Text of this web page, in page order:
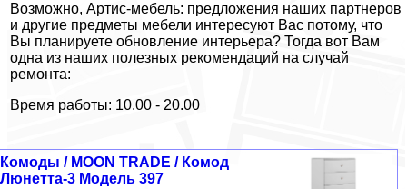
Возможно, Артис-мебель: предложения наших партнеров
и другие предметы мебели интересуют Вас потому, что
Вы планируете обновление интерьера? Тогда вот Вам
одна из наших полезных рекомендаций на случай
ремонта:
Время работы: 10.00 - 20.00
Комоды / MOON TRADE / Комод
Люнетта-3 Модель 397